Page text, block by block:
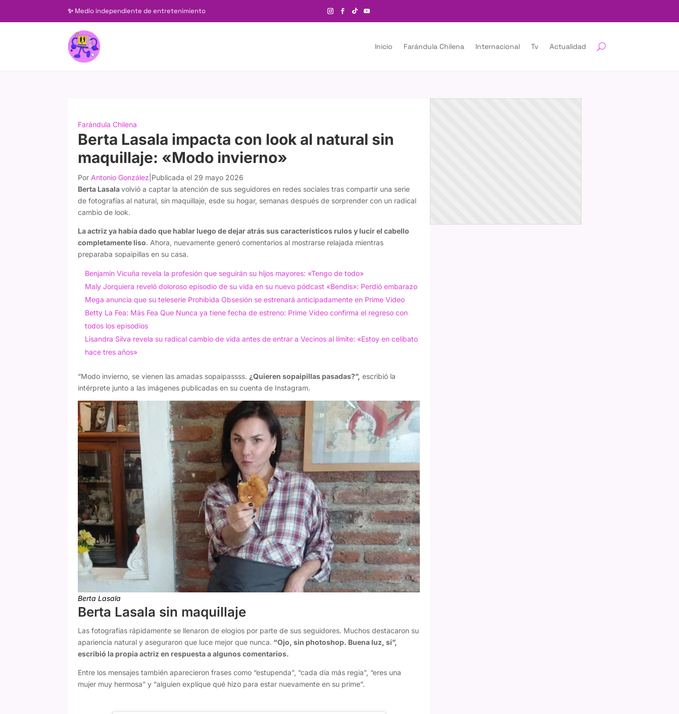
✨ Medio independiente de entretenimiento
Inicio Farándula Chilena Internacional Tv Actualidad
Farándula Chilena
Berta Lasala impacta con look al natural sin
maquillaje: «Modo invierno»
Por Antonio González Publicada el 29 mayo 2026
Berta Lasalavolvió a captar la atención de sus seguidores en redes sociales tras compartir una serie
de fotografías al natural, sin maquillaje, esde su hogar, semanas después de sorprender con un radical
cambio de look.
La actriz ya había dado que hablar luego de dejar atrás sus característicos rulos y lucir el cabello
completamente liso. Ahora, nuevamente generó comentarios al mostrarse relajada mientras
preparaba sopaipillas en su casa.
Benjamín Vicuña revela la profesión que seguirán su hijos mayores: «Tengo de todo»
Maly Jorquiera reveló doloroso episodio de su vida en su nuevo pódcast «Bendis»: Perdió embarazo
Mega anuncia que su teleserie Prohibida Obsesión se estrenará anticipadamente en Prime Video
Betty La Fea: Más Fea Que Nunca ya tiene fecha de estreno: Prime Video confirma el regreso con
todos los episodios
Lisandra Silva revela su radical cambio de vida antes de entrar a Vecinos al límite: «Estoy en celibato
hace tres años»
“Modo invierno, se vienen las amadas sopaipassss. ¿Quieren sopaipillas pasadas?”, escribió la
intérprete junto a las imágenes publicadas en su cuenta de Instagram.
Berta Lasala
Berta Lasala sin maquillaje
Las fotografías rápidamente se llenaron de elogios por parte de sus seguidores. Muchos destacaron su
apariencia natural y aseguraron que luce mejor que nunca. “Ojo, sin photoshop. Buena luz, sí”,
escribió la propia actriz en respuesta a algunos comentarios.
Entre los mensajes también aparecieron frases como “estupenda”, “cada día más regia”, “eres una
mujer muy hermosa” y “alguien explique qué hizo para estar nuevamente en su prime”.